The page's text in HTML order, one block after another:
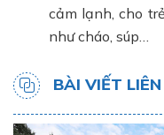
cảm lạnh, cho
như cháo, súp…
BÀI VIẾT